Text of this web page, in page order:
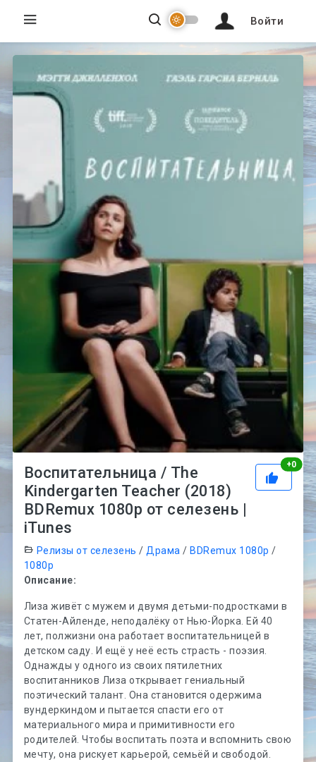
Войти
+0
Воспитательница / The
Kindergarten Teacher (2018)
BDRemux 1080p от селезень |
iTunes
Релизы от селезень / Драма / BDRemux 1080p /
1080p
Описание:
Лиза живёт с мужем и двумя детьми-подростками в
Статен-Айленде, неподалёку от Нью-Йорка. Ей 40
лет, полжизни она работает воспитательницей в
детском саду. И ещё у неё есть страсть - поэзия.
Однажды у одного из своих пятилетних
воспитанников Лиза открывает гениальный
поэтический талант. Она становится одержима
вундеркиндом и пытается спасти его от
материального мира и примитивности его
родителей. Чтобы воспитать поэта и вспомнить свою
мечту, она рискует карьерой, семьёй и свободой.